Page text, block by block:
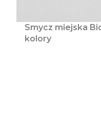
Smycz miejska
kolory